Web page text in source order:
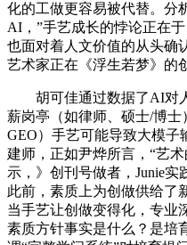
化的工做更容易被代替。分
AI，”手艺成长的悖论正在
也面对着人文价值的从头确
艺术家正在《浮生若梦》的
胡可佳通过数据了AI对人
薪岗亭（如律师、硕士/博士
GEO）‌手艺可能导致大模子
建师，正如尹烨所言，“艺
示，》创刊号做者，Junie实
此前，素质上为创做供给了
当手艺让创做变得化，专业
素质方针事实是什么？是培